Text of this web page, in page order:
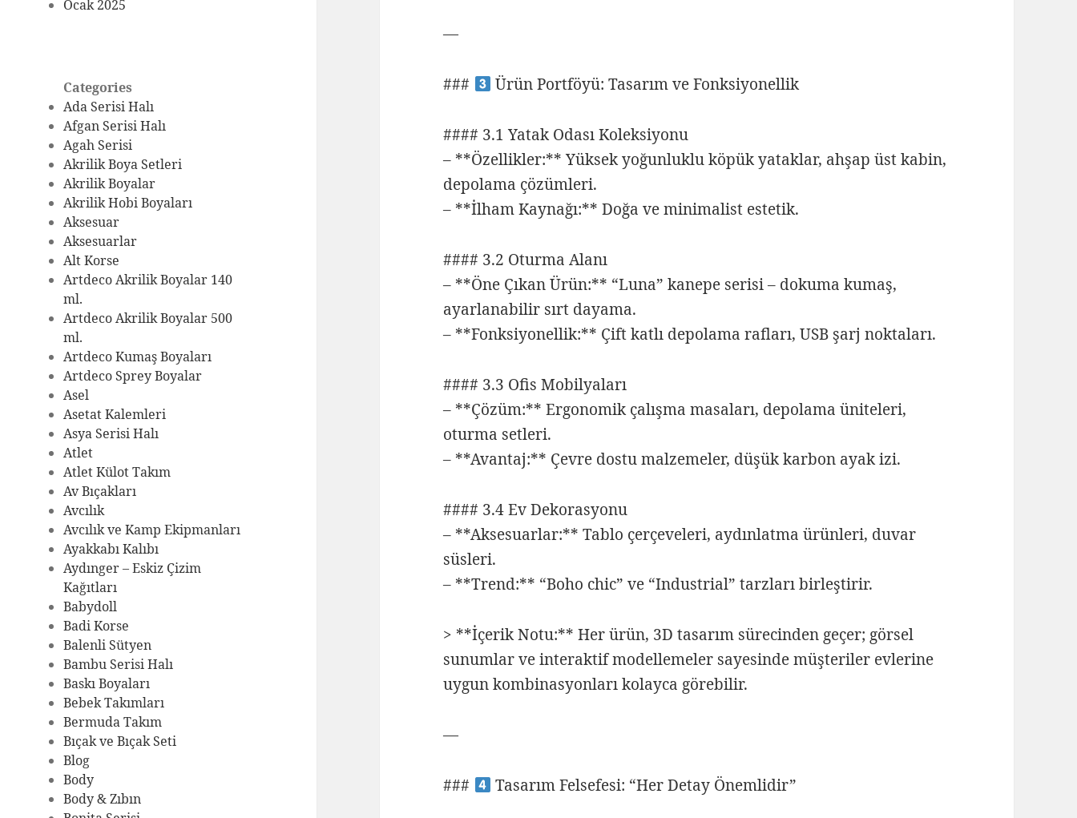
Ocak 2025
Categories
Ada Serisi Halı
Afgan Serisi Halı
Agah Serisi
Akrilik Boya Setleri
Akrilik Boyalar
Akrilik Hobi Boyaları
Aksesuar
Aksesuarlar
Alt Korse
Artdeco Akrilik Boyalar 140
ml.
Artdeco Akrilik Boyalar 500
ml.
Artdeco Kumaş Boyaları
Artdeco Sprey Boyalar
Asel
Asetat Kalemleri
Asya Serisi Halı
Atlet
Atlet Külot Takım
Av Bıçakları
Avcılık
Avcılık ve Kamp Ekipmanları
Ayakkabı Kalıbı
Aydınger – Eskiz Çizim
Kağıtları
Babydoll
Badi Korse
Balenli Sütyen
Bambu Serisi Halı
Baskı Boyaları
Bebek Takımları
Bermuda Takım
Bıçak ve Bıçak Seti
Blog
Body
Body & Zıbın
—
### Ürün Portföyü: Tasarım ve Fonksiyonellik
#### 3.1 Yatak Odası Koleksiyonu
– **Özellikler:** Yüksek yoğunluklu köpük yataklar, ahşap üst kabin,
depolama çözümleri.
– **İlham Kaynağı:** Doğa ve minimalist estetik.
#### 3.2 Oturma Alanı
– **Öne Çıkan Ürün:** “Luna” kanepe serisi – dokuma kumaş,
ayarlanabilir sırt dayama.
– **Fonksiyonellik:** Çift katlı depolama rafları, USB şarj noktaları.
#### 3.3 Ofis Mobilyaları
– **Çözüm:** Ergonomik çalışma masaları, depolama üniteleri,
oturma setleri.
– **Avantaj:** Çevre dostu malzemeler, düşük karbon ayak izi.
#### 3.4 Ev Dekorasyonu
– **Aksesuarlar:** Tablo çerçeveleri, aydınlatma ürünleri, duvar
süsleri.
– **Trend:** “Boho chic” ve “Industrial” tarzları birleştirir.
> **İçerik Notu:** Her ürün, 3D tasarım sürecinden geçer; görsel
sunumlar ve interaktif modellemeler sayesinde müşteriler evlerine
uygun kombinasyonları kolayca görebilir.
—
### Tasarım Felsefesi: “Her Detay Önemlidir”